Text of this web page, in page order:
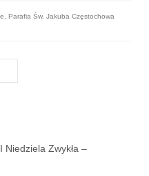
“Żołnierzy
, Parafia Św. Jakuba Częstochowa
Zwykła –